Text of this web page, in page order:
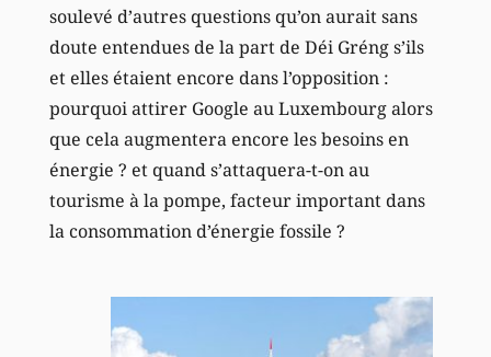
soulevé d’autres questions qu’on aurait sans
doute entendues de la part de Déi Gréng s’ils
et elles étaient encore dans l’opposition :
pourquoi attirer Google au Luxembourg alors
que cela augmentera encore les besoins en
énergie ? et quand s’attaquera-t-on au
tourisme à la pompe, facteur important dans
la consommation d’énergie fossile ?